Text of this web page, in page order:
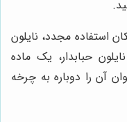
استفاده مجدد، نایلون
حبابدار، یک ماده
آن را دوباره به چرخه